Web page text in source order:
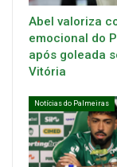
Abel valoriza
emocional do
após goleada
Vitória
Notícias do Palmeiras